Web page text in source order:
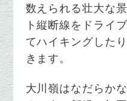
数えられる壮大な
ト縦断線をドライ
てハイキングした
きます。
大川嶺はなだらか